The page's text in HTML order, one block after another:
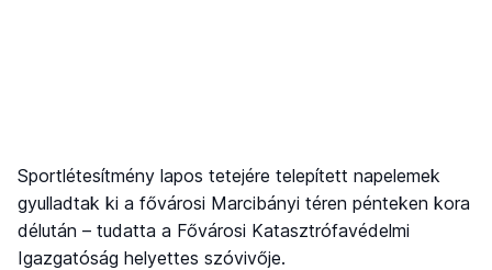
Sportlétesítmény lapos tetejére telepített napelemek
gyulladtak ki a fővárosi Marcibányi téren pénteken kora
délután – tudatta a Fővárosi Katasztrófavédelmi
Igazgatóság helyettes szóvivője.